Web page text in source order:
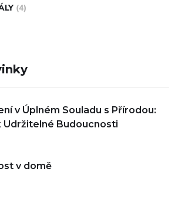
(4)
v Úplném Souladu s Přírodou:
Udržitelné Budoucnosti
v domě